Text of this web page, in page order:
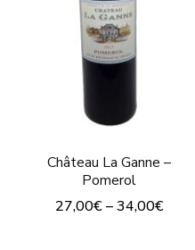
peuvent
être
page
du
produit
Château La Ganne –
Pomerol
27,00€–34,00€